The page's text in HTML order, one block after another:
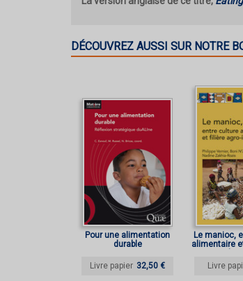
DÉCOUVREZ AUSSI SUR NOTRE
Pour une alimentation
durable
Livre papier 32,50 €
Le manioc,
alimentaire
Livre